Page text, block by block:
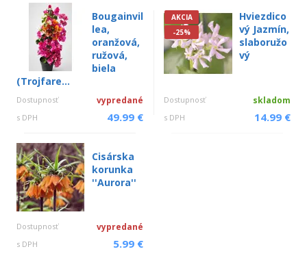
Bougainvil
lea,
oranžová,
ružová,
biela
(Trojfare...
Dostupnosť vypredané
s DPH 49.99 €
AKCIA
-25%
Hviezdico
vý Jazmín,
slaboružo
vý
Dostupnosť skladom
s DPH 14.99 €
Cisárska
korunka
''Aurora''
Dostupnosť vypredané
s DPH 5.99 €